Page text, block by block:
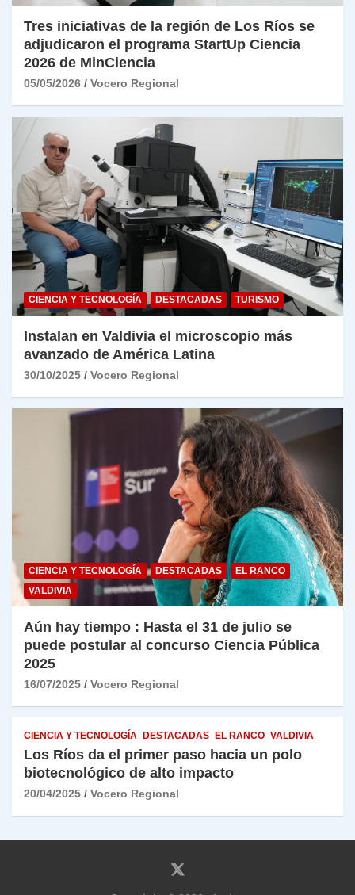
Tres iniciativas de la región de Los Ríos se
adjudicaron el programa StartUp Ciencia
2026 de MinCiencia
05/05/2026 Vocero Regional
CIENCIA Y TECNOLOGÍA DESTACADAS TURISMO
Instalan en Valdivia el microscopio más
avanzado de América Latina
30/10/2025 Vocero Regional
CIENCIA Y TECNOLOGÍA DESTACADAS
EL RANCO
VALDIVIA
Aún hay tiempo : Hasta el 31 de julio se
puede postular al concurso Ciencia Pública
2025
16/07/2025 Vocero Regional
CIENCIA Y TECNOLOGÍA DESTACADAS EL RANCO VALDIVIA
Los Ríos da el primer paso hacia un polo
biotecnológico de alto impacto
20/04/2025 Vocero Regional